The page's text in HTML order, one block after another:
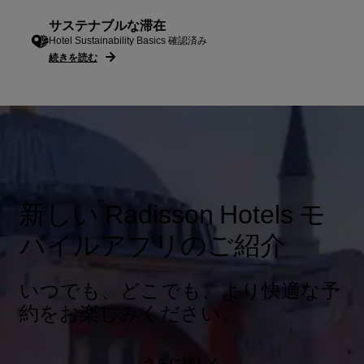
サステナブルな滞在
Hotel Sustainability Basics 確認済み
続きを読む
新しい Radisson Hotels モ
バイルアプリのご紹介
いつでも、どこでも、より快適な予
約をお楽しみください。